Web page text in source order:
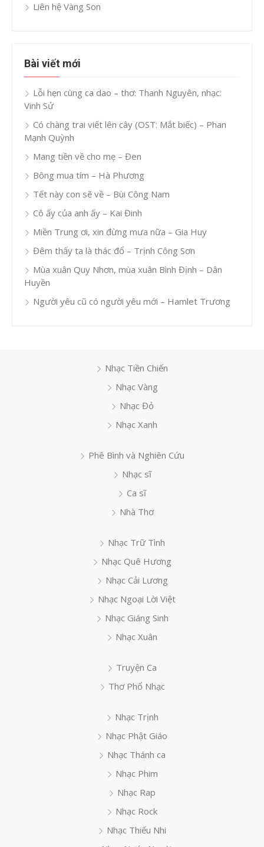
Liên hệ Vàng Son
Bài viết mới
Lỗi hẹn cùng ca dao – thơ: Thanh Nguyên, nhạc:
Vinh Sử
Có chàng trai viết lên cây (OST: Mắt biếc) – Phan
Mạnh Quỳnh
Mang tiền về cho mẹ – Đen
Bông mua tím – Hà Phương
Tết này con sẽ về – Bùi Công Nam
Cô ấy của anh ấy – Kai Đinh
Miền Trung ơi, xin đừng mưa nữa – Gia Huy
Đêm thấy ta là thác đổ – Trịnh Công Sơn
Mùa xuân Quy Nhơn, mùa xuân Bình Định – Dân
Huyền
Người yêu cũ có người yêu mới – Hamlet Trương
Nhạc Tiền Chiến
Nhạc Vàng
Nhạc Đỏ
Nhạc Xanh
Phê Bình và Nghiên Cứu
Nhạc sĩ
Ca sĩ
Nhà Thơ
Nhạc Trữ Tình
Nhạc Quê Hương
Nhạc Cải Lương
Nhạc Ngoại Lời Việt
Nhạc Giáng Sinh
Nhạc Xuân
Truyện Ca
Thơ Phổ Nhạc
Nhạc Trịnh
Nhạc Phật Giáo
Nhạc Thánh ca
Nhạc Phim
Nhạc Rap
Nhạc Rock
Nhạc Thiếu Nhi